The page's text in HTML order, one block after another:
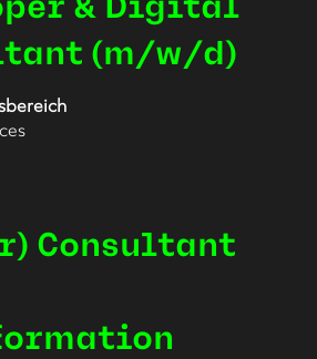
Stellenliste
zu
navigieren.
alle
(m/w/d)
Consultant